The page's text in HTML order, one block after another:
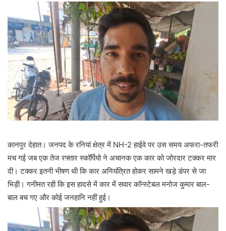
कानपुर देहात। जनपद के रनियां क्षेत्र में NH-2 हाईवे पर उस समय अफरा-तफरी
मच गई जब एक तेज रफ्तार स्कॉर्पियो ने अचानक एक कार को जोरदार टक्कर मार
दी। टक्कर इतनी भीषण थी कि कार अनियंत्रित होकर सामने खड़े डंपर से जा
भिड़ी। गनीमत रही कि इस हादसे में कार में सवार कॉन्स्टेबल मनोज कुमार बाल-
बाल बच गए और कोई जनहानि नहीं हुई।